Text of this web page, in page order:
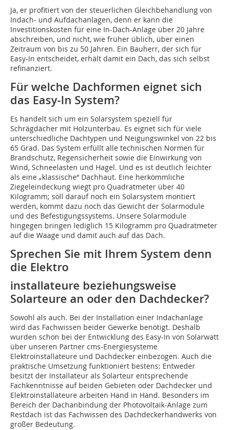
Ja, er profitiert von der steuerlichen Gleichbehandlung von
Indach- und Aufdachanlagen, denn er kann die
Investitionskosten für eine In-Dach-Anlage über 20 Jahre
abschreiben, und nicht, wie früher üblich, über einen
Zeitraum von bis zu 50 Jahren. Ein Bauherr, der sich für
Easy-In entscheidet, erhält damit ein Dach, das sich selbst
refinanziert.
Für welche Dachformen eignet sich
das Easy-In System?
Es handelt sich um ein Solarsystem speziell für
Schrägdächer mit Holzunterbau. Es eignet sich für viele
unterschiedliche Dachtypen und Neigungswinkel von 22 bis
65 Grad. Das System erfüllt alle technischen Normen für
Brandschutz, Regensicherheit sowie die Einwirkung von
Wind, Schneelasten und Hagel. Und es ist deutlich leichter
als eine „klassische“ Dachhaut. Eine herkömmliche
Ziegeleindeckung wiegt pro Quadratmeter über 40
Kilogramm; soll darauf noch ein Solarsystem montiert
werden, kommt dazu noch das Gewicht der Solarmodule
und des Befestigungssystems. Unsere Solarmodule
hingegen bringen lediglich 15 Kilogramm pro Quadratmeter
auf die Waage und damit auch auf das Dach.
Sprechen Sie mit Ihrem System denn
die Elektro
installateure beziehungsweise
Solarteure an oder den Dachdecker?
Sowohl als auch. Bei der Installation einer Indachanlage
wird das Fachwissen beider Gewerke benötigt. Deshalb
wurden schon bei der Entwicklung des Easy-In von Solarwatt
über unseren Partner cms-Energiesysteme
Elektroinstallateure und Dachdecker einbezogen. Auch die
praktische Umsetzung funktioniert bestens: Entweder
besitzt der Installateur als Solarteur entsprechende
Fachkenntnisse auf beiden Gebieten oder Dachdecker und
Elektroinstallateure arbeiten Hand in Hand. Besonders im
Bereich der Dachanbindung der Photovoltaik-Anlage zum
Restdach ist das Fachwissen des Dachdeckerhandwerks von
großer Bedeutung.